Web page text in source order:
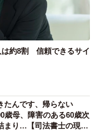
は約8割 信頼できるサイ
たんです、帰らない
母、障害のある60歳次
まり…【司法書士の現場